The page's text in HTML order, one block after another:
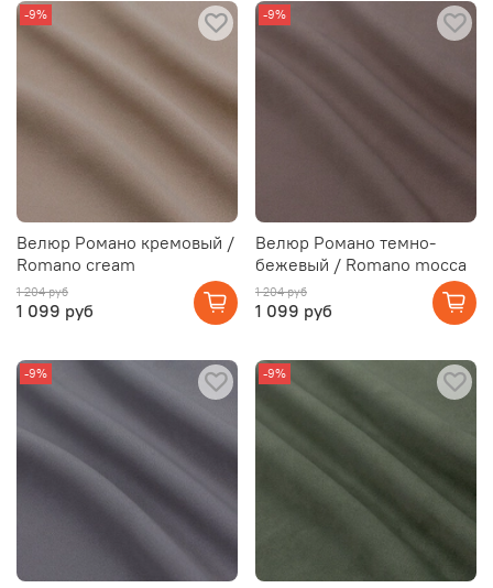
-9%
Велюр Романо кремовый /
Romano cream
1 204 руб
1 099 руб
-9%
Велюр Романо темно-
бежевый / Romano mocca
1 204 руб
1 099 руб
-9% -9%